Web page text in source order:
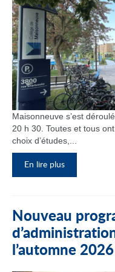
Maisonneuve s’est
20 h 30. Toutes et tous
choix d’études,...
En lire plus
Nouveau
l’automne 2026